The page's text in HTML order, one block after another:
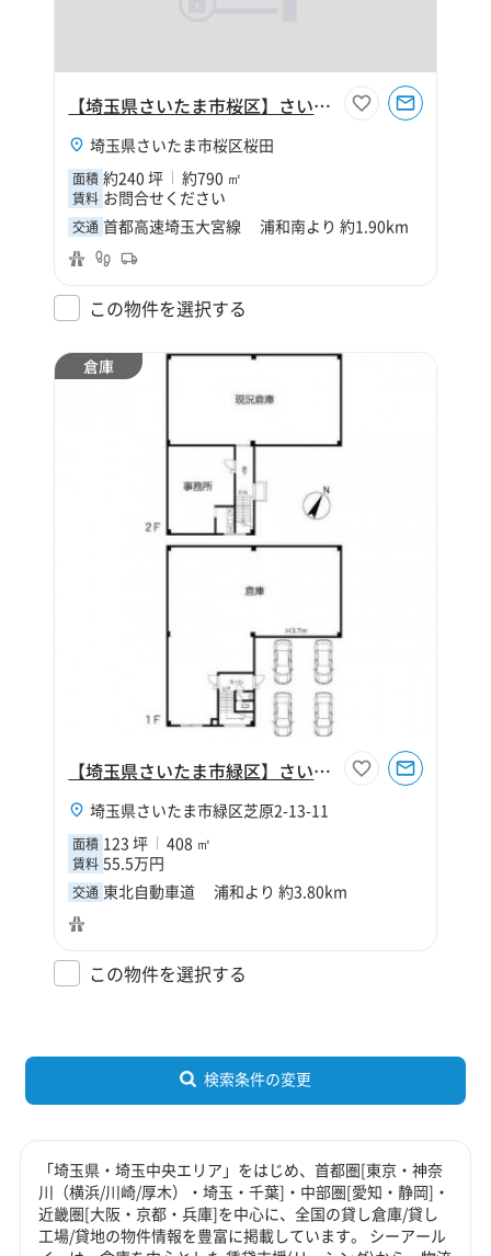
【埼玉県さいたま市桜区】さいたま市桜区桜田1丁目240坪倉庫
埼玉県さいたま市桜区桜田
面積 約240 坪 約790 ㎡
賃料 お問合せください
交通 首都高速埼玉大宮線 浦和南より 約1.90km
この物件を選択する
倉庫
【埼玉県さいたま市緑区】さいたま市緑区芝原2丁目123坪倉庫
埼玉県さいたま市緑区芝原2-13-11
面積 123 坪 408 ㎡
賃料 55.5万円
交通 東北自動車道 浦和より 約3.80km
この物件を選択する
検索条件の変更
「埼玉県・埼玉中央エリア」をはじめ、首都圏[東京・神奈
川（横浜/川崎/厚木）・埼玉・千葉]・中部圏[愛知・静岡]・
近畿圏[大阪・京都・兵庫]を中心に、全国の貸し倉庫/貸し
工場/貸地の物件情報を豊富に掲載しています。 シーアール